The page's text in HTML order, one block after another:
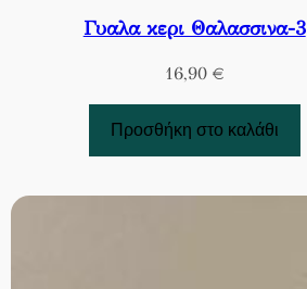
Γυαλα κερι Θαλασσινα-3
16,90 €
Προσθήκη στο καλάθι